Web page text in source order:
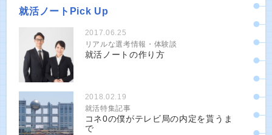
就活ノートPick Up
2017.06.25
リアルな選考情報・体験談
就活ノートの作り方
2018.02.19
就活特集記事
コネ0の僕がテレビ局の内定を貰うま
で